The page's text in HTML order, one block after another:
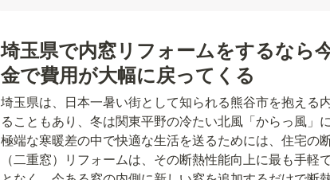
埼玉県で内窓リフォームをするな
金で費用が大幅に戻ってくる
埼玉県は、日本一暑い街として知られる熊谷市を抱える
ることもあり、冬は関東平野の冷たい北風「からっ風」
極端な寒暖差の中で快適な生活を送るためには、住宅の
（二重窓）リフォームは、その断熱性能向上に最も手